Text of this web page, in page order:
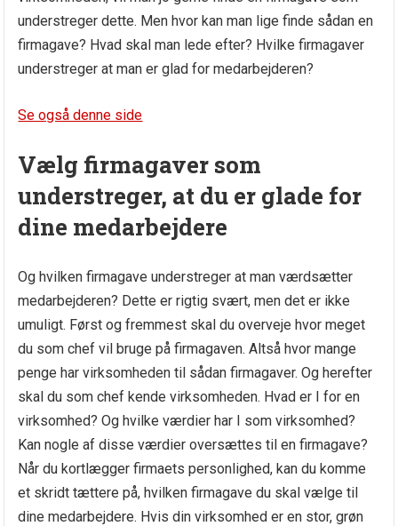
understreger dette. Men hvor kan man lige finde sådan en
firmagave? Hvad skal man lede efter? Hvilke firmagaver
understreger at man er glad for medarbejderen?
Se også denne side
Vælg firmagaver som
understreger, at du er glade for
dine medarbejdere
Og hvilken firmagave understreger at man værdsætter
medarbejderen? Dette er rigtig svært, men det er ikke
umuligt. Først og fremmest skal du overveje hvor meget
du som chef vil bruge på firmagaven. Altså hvor mange
penge har virksomheden til sådan firmagaver. Og herefter
skal du som chef kende virksomheden. Hvad er I for en
virksomhed? Og hvilke værdier har I som virksomhed?
Kan nogle af disse værdier oversættes til en firmagave?
Når du kortlægger firmaets personlighed, kan du komme
et skridt tættere på, hvilken firmagave du skal vælge til
dine medarbejdere. Hvis din virksomhed er en stor, grøn